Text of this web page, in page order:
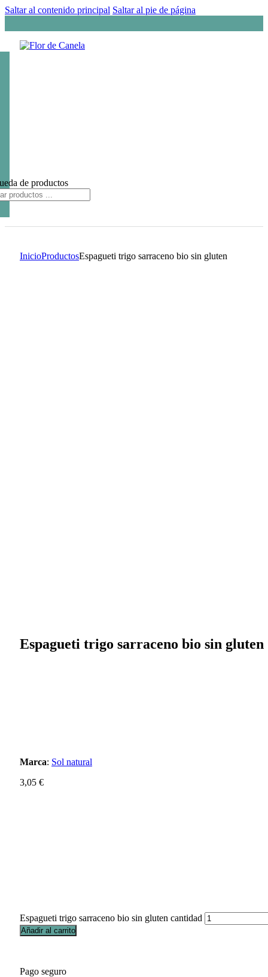
Saltar al contenido principal Saltar al pie de página
de productos
InicioProductosEspagueti trigo sarraceno bio sin gluten
Espagueti trigo sarraceno bio sin gluten
Marca: Sol natural
3,05 €
Espagueti trigo sarraceno bio sin gluten cantidad
Añadir al carrito
Pago seguro